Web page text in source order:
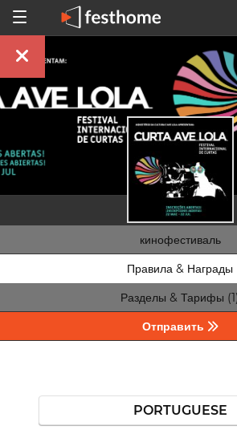
кинофестиваль
Правила & Награды
Разделы & Тарифы (1)
Отправить
PORTUGUESE